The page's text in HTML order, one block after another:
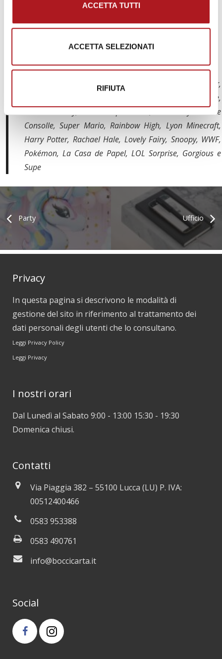
ACCETTA TUTTI
ACCETTA SELEZIONATI
RIFIUTA
– Album da disegno
– Raccoglitori, diari e blocchi
– Cartoncini colorati
I brand che troverai in negozio
Seven, Invicta, Eastpack, Napapijri, Sj Gang, Juve, Inter,
Milan, Comics, Fortnite, Camomilla, La Sabri, Barbie,
Frozen Disney, Marvel Spiderman, Two Players One
Consolle, Super Mario, Rainbow High, Lyon Minecraft,
Harry Potter, Rachael Hale, Lovely Fairy, Snoopy, WWF,
Pokémon, La Casa de Papel, LOL Sorprise, Gorgious e
Supe
Party Ufficio
Privacy
In questa pagina si descrivono le modalità di
gestione del sito in riferimento al trattamento dei
dati personali degli utenti che lo consultano.
Leggi Privacy Policy
Leggi Privacy
I nostri orari
Dal Lunedì al Sabato 9:00 - 13:00 15:30 - 19:30
Domenica chiusi.
Contatti
Via Piaggia 382 – 55100 Lucca (LU) P. IVA:
00512400466
0583 953388
0583 490761
info@boccicarta.it
Social